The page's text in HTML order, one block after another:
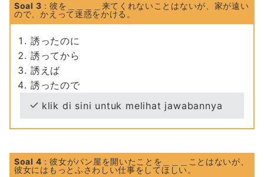
Soal 3 : 彼を＿＿＿＿来てくれないことはないが、家が遠い
ので、かえって迷惑をかける。
誘ったのに
誘ってから
誘えば
誘ったので
klik di sini untuk melihat jawabannya
Soal 4 : 彼女がパン屋を開いたことを＿＿＿ことはないが、
彼女にはもっとふさわしい仕事をしてほしい。